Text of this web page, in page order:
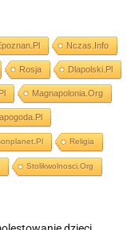
Nczas.info
Rosja Dlapolski.pl
Magnapolonia.org
Religia
Stolikwolnosci.org